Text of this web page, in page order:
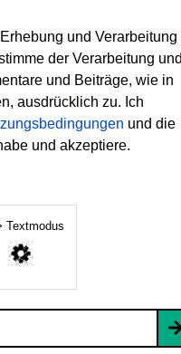
und Verarbeitung
der Verarbeitung und
und Beiträge, wie in
ausdrücklich zu. Ich
und die
und akzeptiere.
Textmodus